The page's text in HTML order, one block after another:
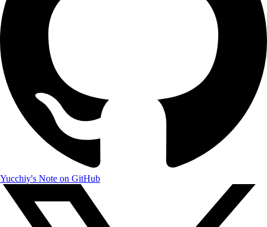
Yucchiy's Note on GitHub